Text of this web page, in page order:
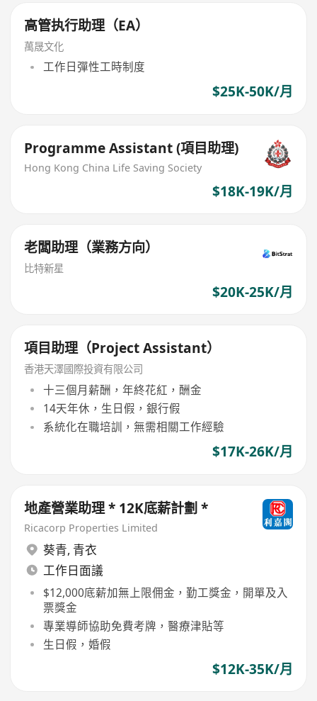
高管执行助理（EA）
萬晟文化
工作日彈性工時制度
$25K-50K/月
Programme Assistant (項目助理)
Hong Kong China Life Saving Society
$18K-19K/月
老闆助理（業務方向）
比特新星
$20K-25K/月
項目助理（Project Assistant）
香港天澤國際投資有限公司
十三個月薪酬，年終花紅，酬金
14天年休，生日假，銀行假
系統化在職培訓，無需相關工作經驗
$17K-26K/月
地產營業助理 * 12K底薪計劃 *
Ricacorp Properties Limited
葵青, 青衣
工作日面議
$12,000底薪加無上限佣金，勤工獎金，開單及入
票獎金
專業導師協助免費考牌，醫療津貼等
生日假，婚假
$12K-35K/月